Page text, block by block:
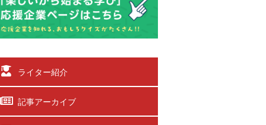
ライター紹介
記事アーカイブ